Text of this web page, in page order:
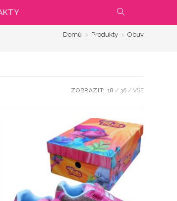
PŘEPNOUT
VYHLEDÁVÁNÍ
WEBU
Domů > Produkty > Obuv
ZOBRAZIT: 18 36 VŠE